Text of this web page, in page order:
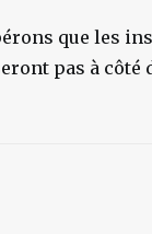
que les
pas à côté